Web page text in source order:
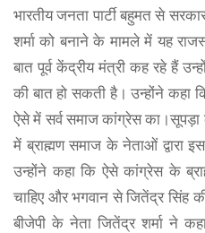
भारतीय जनता पार्टी बहुमत से
शर्मा को बनाने के मामले में यह
बात पूर्व केंद्रीय मंत्री कह रहे हैं
की बात हो सकती है। उन्होंने कहा
ऐसे में सर्व समाज कांग्रेस
में ब्राह्मण समाज के नेताओं द्वारा
उन्होंने कहा कि ऐसे कांग्रेस के
चाहिए और भगवान से जितेंद्र सिंह की
बीजेपी के नेता जितेंद्र शर्मा ने